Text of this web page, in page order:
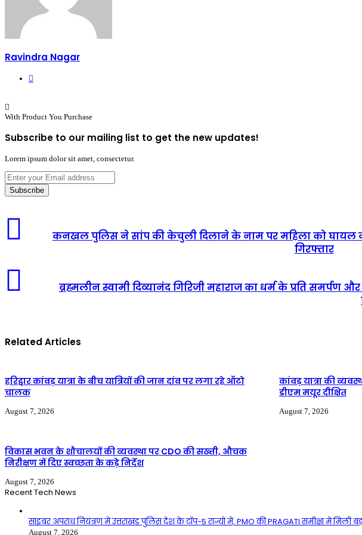
Ravindra Nagar
With Product You Purchase
Subscribe to our mailing list to get the new updates!
Lorem ipsum dolor sit amet, consectetur.
Enter
your
Email
कनखल पुलिस ने सांप की केचुली दिलाने के नाम पर महिला को घायल
गिरफ्तार
ब्रह्मलीन स्वामी दिव्यानंद गिरिजी महाराज का धर्म के प्रति समर्पण
Related Articles
हरिद्वार कांवड़ यात्रा के बीच यात्रियों की जान दांव पर लगा रहे ऑटो
चालक
August 7, 2026
कांवड़ यात्रा की
डीएम मयूर दीक्षित
August 7, 2026
विकास भवन के शौचालयों की व्यवस्था पर CDO की सख्ती, औचक
निरीक्षण में दिए स्वच्छता के कड़े निर्देश
August 7, 2026
Recent Tech News
साइबर अपराध नियंत्रण में उत्तराखंड पुलिस देश के टॉप-5 राज्यों में, PMO की PRAGATI समीक्षा में मिली
August 7, 2026